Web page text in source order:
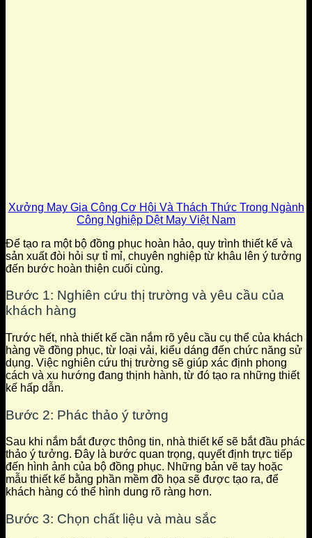
Xưởng May Gia Công Cơ Hội Và Thách Thức Trong Ngành
Công Nghiệp Dệt May Việt Nam
Để tạo ra một bộ đồng phục hoàn hảo, quy trình thiết kế và
sản xuất đòi hỏi sự tỉ mỉ, chuyên nghiệp từ khâu lên ý tưởng
đến bước hoàn thiện cuối cùng.
Bước 1: Nghiên cứu thị trường và yêu cầu của
khách hàng
Trước hết, nhà thiết kế cần nắm rõ yêu cầu cụ thể của khách
hàng về đồng phục, từ loại vải, kiểu dáng đến chức năng sử
dụng. Việc nghiên cứu thị trường sẽ giúp xác định phong
cách và xu hướng đang thịnh hành, từ đó tạo ra những thiết
kế hấp dẫn.
Bước 2: Phác thảo ý tưởng
Sau khi nắm bắt được thông tin, nhà thiết kế sẽ bắt đầu phác
thảo ý tưởng. Đây là bước quan trọng, quyết định trực tiếp
đến hình ảnh của bộ đồng phục. Những bản vẽ tay hoặc
mẫu thiết kế bằng phần mềm đồ họa sẽ được tạo ra, để
khách hàng có thể hình dung rõ ràng hơn.
Bước 3: Chọn chất liệu và màu sắc